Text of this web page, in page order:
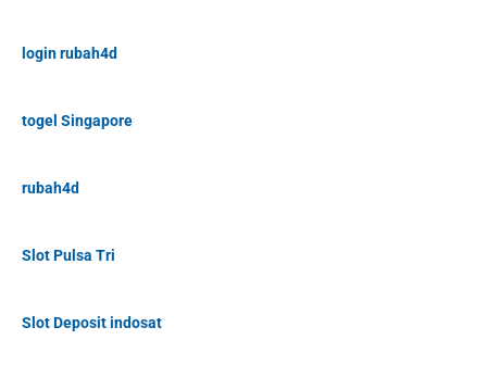
login rubah4d
togel Singapore
rubah4d
Slot Pulsa Tri
Slot Deposit indosat